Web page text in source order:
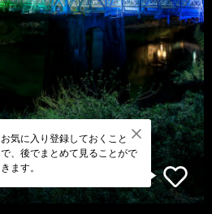
お気に入り登録しておくこと
で、後でまとめて見ることがで
きます。